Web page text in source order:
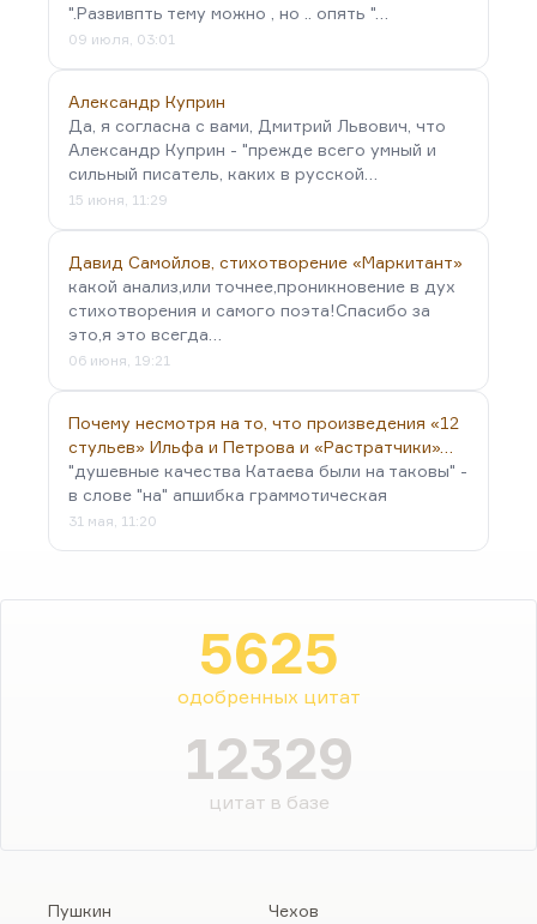
".Развивпть тему можно , но .. опять "…
09 июля, 03:01
Александр Куприн
Да, я согласна с вами, Дмитрий Львович, что
Александр Куприн - "прежде всего умный и
сильный писатель, каких в русской…
15 июня, 11:29
Давид Самойлов, стихотворение «Маркитант»
какой анализ,или точнее,проникновение в дух
стихотворения и самого поэта!Спасибо за
это,я это всегда…
06 июня, 19:21
Почему несмотря на то, что произведения «12
стульев» Ильфа и Петрова и «Растратчики»…
"душевные качества Катаева были на таковы" -
в слове "на" апшибка граммотическая
31 мая, 11:20
5625
одобренных цитат
12329
цитат в базе
Пушкин
Чехов